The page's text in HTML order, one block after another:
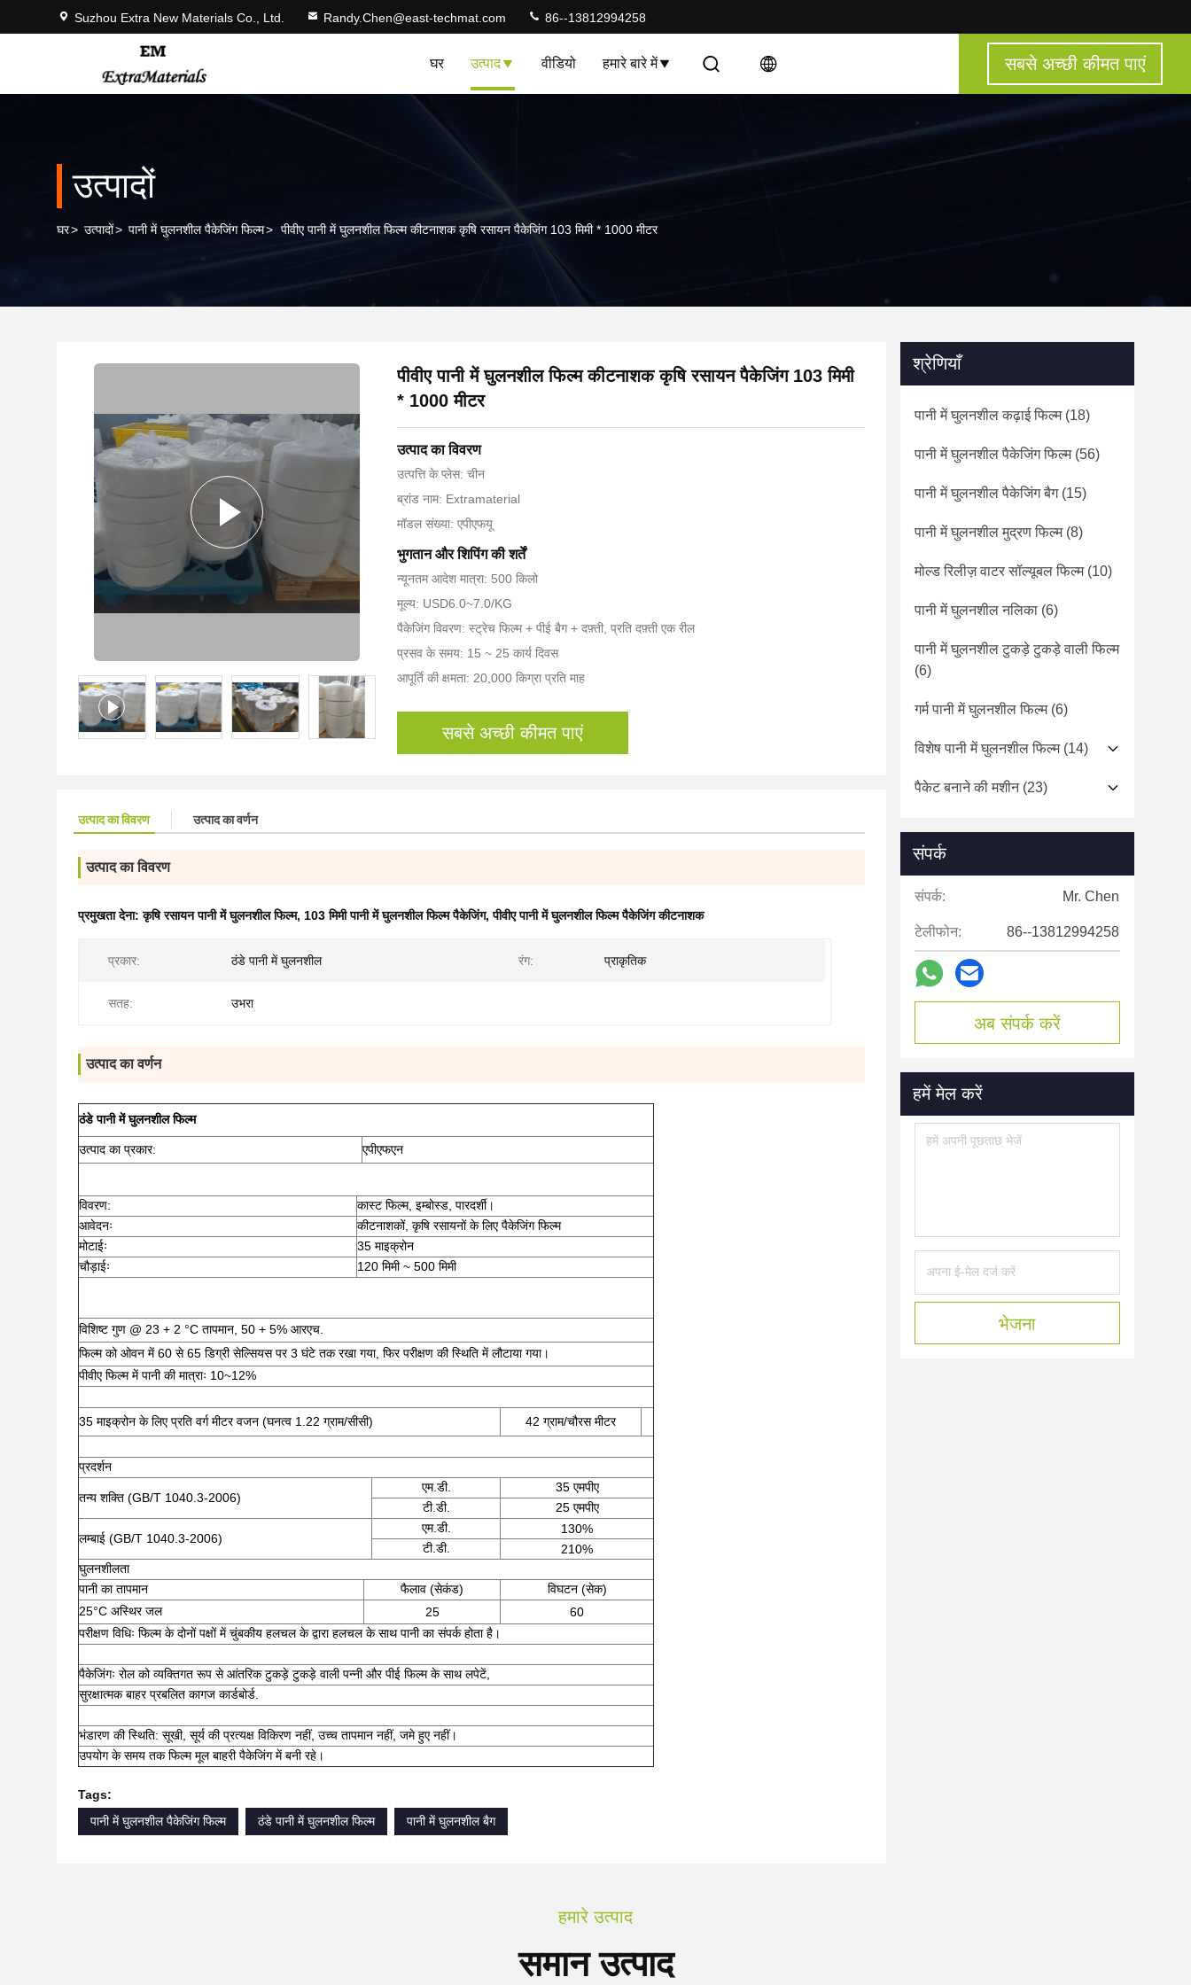
Suzhou Extra New Materials Co., Ltd. Randy.Chen@east-techmat.com 86--13812994258
घर उत्पाद वीडियो हमारे बारे में सबसे अच्छी कीमत पाएं
उत्पादों
घर> उत्पादों> पानी में घुलनशील पैकेजिंग फिल्म> पीवीए पानी में घुलनशील फिल्म कीटनाशक कृषि रसायन पैकेजिंग 103 मिमी * 1000 मीटर
पीवीए पानी में घुलनशील फिल्म कीटनाशक कृषि रसायन पैकेजिंग 103 मिमी
* 1000 मीटर
उत्पाद का विवरण
उत्पत्ति के प्लेस: चीन
ब्रांड नाम: Extramaterial
मॉडल संख्या: एपीएफयू
भुगतान और शिपिंग की शर्तें
न्यूनतम आदेश मात्रा: 500 किलो
मूल्य: USD6.0~7.0/KG
पैकेजिंग विवरण: स्ट्रेच फिल्म + पीई बैग + दफ़्ती, प्रति दफ़्ती एक रील
प्रसव के समय: 15 ~ 25 कार्य दिवस
आपूर्ति की क्षमता: 20,000 किग्रा प्रति माह
सबसे अच्छी कीमत पाएं
उत्पाद का विवरण उत्पाद का वर्णन
उत्पाद का विवरण
प्रमुखता देना:कृषि रसायन पानी में घुलनशील फिल्म, 103 मिमी पानी में घुलनशील फिल्म पैकेजिंग,पीवीए पानी में घुलनशील फिल्म पैकेजिंग कीटनाशक
प्रकार: ठंडे पानी में घुलनशील रंग: प्राकृतिक
सतह: उभरा
उत्पाद का वर्णन
ठंडे पानी में घुलनशील फिल्म
उत्पाद का प्रकार: एपीएफएन
विवरण:
कास्ट फिल्म, इम्बोस्ड, पारदर्शी।
आवेदनः
कीटनाशकों, कृषि रसायनों के लिए पैकेजिंग फिल्म
मोटाईः
35 माइक्रोन
चौड़ाईः
120 मिमी ~ 500 मिमी
विशिष्ट गुण @ 23 + 2 °C तापमान, 50 + 5% आरएच.
फिल्म को ओवन में 60 से 65 डिग्री सेल्सियस पर 3 घंटे तक रखा गया, फिर परीक्षण की स्थिति में लौटाया गया।
पीवीए फिल्म में पानी की मात्राः 10~12%
35 माइक्रोन के लिए प्रति वर्ग मीटर वजन (घनत्व 1.22 ग्राम/सीसी) 42 ग्राम/चौरस मीटर
प्रदर्शन
तन्य शक्ति (GB/T 1040.3-2006)
एम.डी.
35 एमपीए
टी.डी.
25 एमपीए
लम्बाई (GB/T 1040.3-2006)
एम.डी.
130%
टी.डी.
210%
घुलनशीलता
पानी का तापमान
फैलाव (सेकंड)
विघटन (सेक)
25°C अस्थिर जल
25
60
परीक्षण विधिः फिल्म के दोनों पक्षों में चुंबकीय हलचल के द्वारा हलचल के साथ पानी का संपर्क होता है।
पैकेजिंगः रोल को व्यक्तिगत रूप से आंतरिक टुकड़े टुकड़े वाली पन्नी और पीई फिल्म के साथ लपेटें,
सुरक्षात्मक बाहर प्रबलित कागज कार्डबोर्ड.
भंडारण की स्थिति: सूखी, सूर्य की प्रत्यक्ष विकिरण नहीं, उच्च तापमान नहीं, जमे हुए नहीं।
उपयोग के समय तक फिल्म मूल बाहरी पैकेजिंग में बनी रहे।
Tags:
पानी में घुलनशील पैकेजिंग फिल्म
ठंडे पानी में घुलनशील फिल्म पानी में घुलनशील बैग
श्रेणियाँ
पानी में घुलनशील कढ़ाई फिल्म(18)
पानी में घुलनशील पैकेजिंग फिल्म(56)
पानी में घुलनशील पैकेजिंग बैग(15)
पानी में घुलनशील मुद्रण फिल्म(8)
मोल्ड रिलीज़ वाटर सॉल्यूबल फिल्म(10)
पानी में घुलनशील नलिका (6)
पानी में घुलनशील टुकड़े टुकड़े वाली फिल्म
(6)
गर्म पानी में घुलनशील फिल्म(6)
विशेष पानी में घुलनशील फिल्म(14)
पैकेट बनाने की मशीन(23)
संपर्क
संपर्क: Mr. Chen
टेलीफोन: 86--13812994258
अब संपर्क करें
हमें मेल करें
भेजना
हमारे उत्पाद
समान उत्पाद